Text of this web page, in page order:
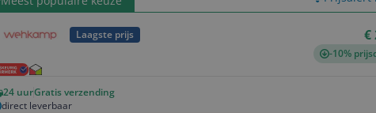
Er zijn geen artikelen gevonden.
Laagste prijs €
-10%
24 uurGratis verzending
direct leverbaar